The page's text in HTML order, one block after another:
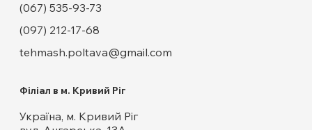
(067) 535-93-73
(097) 212-17-68
tehmash.poltava@gmail.com
Філіал в м. Кривий Ріг
Україна, м. Кривий Ріг